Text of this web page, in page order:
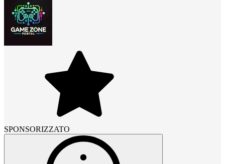
SPONSORIZZATO